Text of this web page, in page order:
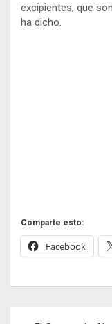
excipientes, que
ha dicho.
Comparte esto:
Facebook